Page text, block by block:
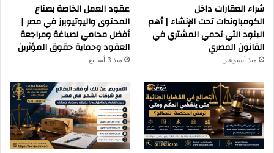
شراء العقارات داخل
الكومباوندات تحت الإنشاء | أهم
البنود التي تحمي المشتري في
القانون المصري
منذ أسبوعين
عقود العمل الخاصة بصناع
المحتوى واليوتيوبرز في مصر |
أفضل محامي لصياغة ومراجعة
العقود وحماية حقوق المؤثرين
منذ 3 أسابيع